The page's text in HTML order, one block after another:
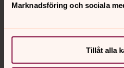
Marknadsföring och sociala
Tillåt alla
Hitta snabbt